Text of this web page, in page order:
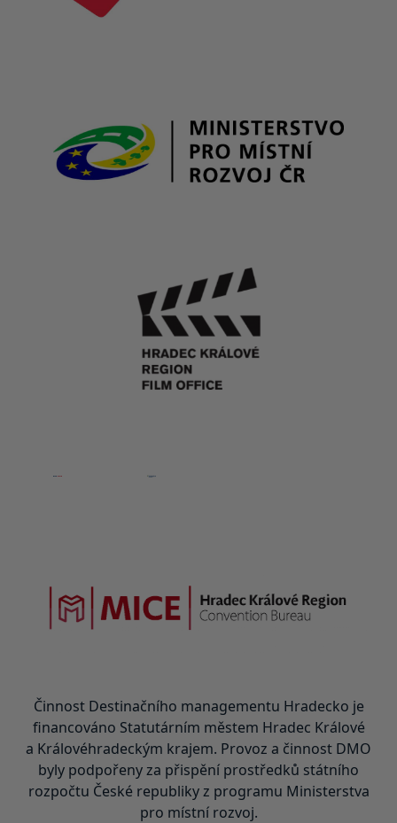
Činnost Destinačního managementu Hradecko je
financováno Statutárním městem Hradec Králové
a Královéhradeckým krajem. Provoz a činnost DMO
byly podpořeny za přispění prostředků státního
rozpočtu České republiky z programu Ministerstva
pro místní rozvoj.